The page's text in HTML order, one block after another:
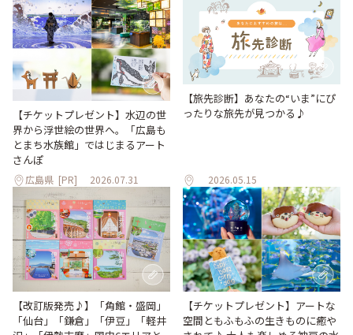
【チケットプレゼント】水辺の世
界から浮世絵の世界へ。「広島も
とまち水族館」ではじまるアート
さんぽ
広島県 [PR] 2026.07.31
【旅先診断】あなたの“いま”にぴ
ったりな旅先が見つかる♪
2026.05.15
【改訂版発売♪】「角館・盛岡」
「仙台」「鎌倉」「伊豆」「軽井
【チケットプレゼント】アートな
空間ともふもふの生きものに癒や